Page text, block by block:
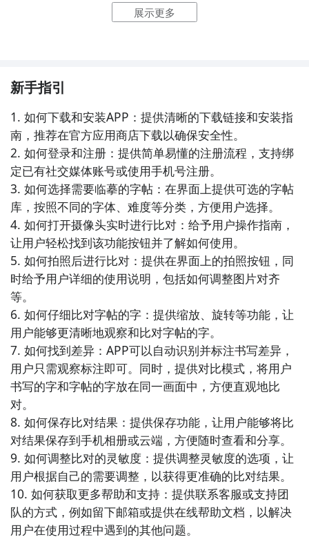
生政策和录取分数线，帮助考生了解不同学校和专业的
考资料和模拟考试功能。用户可以通过刷题、背题和模
能。
5. 《中小学作文大全》：这款APP汇集了大量的中小学
作文范文和写作技巧，帮助学生提高写作水平。用户可
以通过阅读优秀范文和参考写作技巧来丰富自己的写作
思路，并提高作文的表达能力。
6. 《数学公式手册》：这款APP整理了大量的数学公式
和解题方法，方便学生在学习和考试中查找和应用。用
户可以通过搜索或浏览目录来快速找到需要的数学公
式，并结合解题方法来理解和应用。
7. 《单词助手》：这款APP为学习英语的用户提供了广
泛的词汇学习和记忆功能。它包含了大量的单词和词
组，可以通过背诵、测试和记忆曲线等功能帮助用户扩
大词汇量并提高记忆效果。
8. 《科学实验室》：这款APP为学生提供了各种科学实
验的理论知识和实际操作指导。用户可以通过浏览实验
介绍和视频教程来了解实验原理和步骤，并进行模拟实
验或实际操作来加深理解和掌握实验技能。
9. 《历史百科》：这款APP为学习历史的用户提供了全
面的历史知识和事件解析。它包含了各个历史时期和重
展示更多
新手指引
1. 如何下载和安装APP：提供清晰的下载链接和安装指
南，推荐在官方应用商店下载以确保安全性。
2. 如何登录和注册：提供简单易懂的注册流程，支持绑
定已有社交媒体账号或使用手机号注册。
3. 如何选择需要临摹的字帖：在界面上提供可选的字帖
库，按照不同的字体、难度等分类，方便用户选择。
4. 如何打开摄像头实时进行比对：给予用户操作指南，
让用户轻松找到该功能按钮并了解如何使用。
5. 如何拍照后进行比对：提供在界面上的拍照按钮，同
时给予用户详细的使用说明，包括如何调整图片对齐
等。
6. 如何仔细比对字帖的字：提供缩放、旋转等功能，让
用户能够更清晰地观察和比对字帖的字。
7. 如何找到差异：APP可以自动识别并标注书写差异，
用户只需观察标注即可。同时，提供对比模式，将用户
书写的字和字帖的字放在同一画面中，方便直观地比
对。
8. 如何保存比对结果：提供保存功能，让用户能够将比
对结果保存到手机相册或云端，方便随时查看和分享。
9. 如何调整比对的灵敏度：提供调整灵敏度的选项，让
用户根据自己的需要调整，以获得更准确的比对结果。
10. 如何获取更多帮助和支持：提供联系客服或支持团
队的方式，例如留下邮箱或提供在线帮助文档，以解决
用户在使用过程中遇到的其他问题。